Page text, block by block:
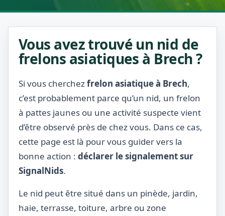
Vous avez trouvé un nid de
frelons asiatiques à Brech ?
Si vous cherchezfrelon asiatique à Brech,
c’est probablement parce qu’un nid, un frelon
à pattes jaunes ou une activité suspecte vient
d’être observé près de chez vous. Dans ce cas,
cette page est là pour vous guider vers la
bonne action : déclarer le signalement sur
SignalNids.
Le nid peut être situé dans un pinède, jardin,
haie, terrasse, toiture, arbre ou zone